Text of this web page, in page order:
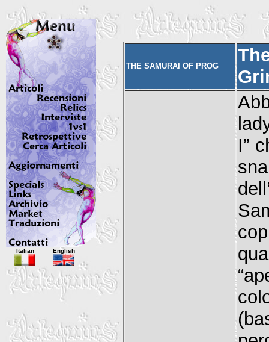
THE SAMURAI OF PROG
I”
English